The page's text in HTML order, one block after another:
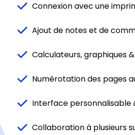
Connexion avec une
Ajout de notes et de
Calculateurs, graphiques
Numérotation des pages
Interface personnalisable
Collaboration à plusieurs